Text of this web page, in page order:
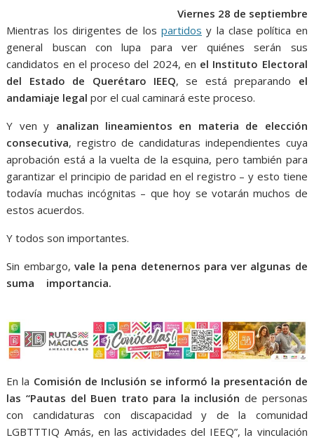
k p er
m
Viernes 28 de septiembre
Mientras los dirigentes de los partidos y la clase política en
general buscan con lupa para ver quiénes serán sus
candidatos en el proceso del 2024, en el Instituto Electoral
del Estado de Querétaro IEEQ, se está preparando el
andamiaje legal por el cual caminará este proceso.
Y ven y analizan lineamientos en materia de elección
consecutiva, registro de candidaturas independientes cuya
aprobación está a la vuelta de la esquina, pero también para
garantizar el principio de paridad en el registro – y esto tiene
todavía muchas incógnitas – que hoy se votarán muchos de
estos acuerdos.
Y todos son importantes.
Sin embargo, vale la pena detenernos para ver algunas de
suma importancia.
En la Comisión de Inclusión se informó la presentación de
las “Pautas del Buen trato para la inclusión de personas
con candidaturas con discapacidad y de la comunidad
LGBTTTIQ Amás, en las actividades del IEEQ”, la vinculación